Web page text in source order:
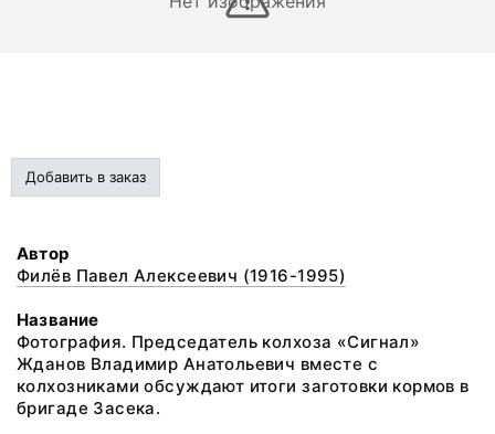
Добавить в заказ
Автор
Филёв Павел Алексеевич (1916-1995)
Название
Фотография. Председатель колхоза «Сигнал»
Жданов Владимир Анатольевич вместе с
колхозниками обсуждают итоги заготовки кормов в
бригаде Засека.